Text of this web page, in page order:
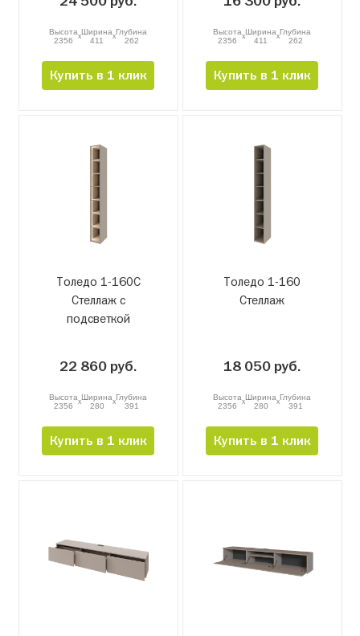
Высота
2356
xШирина
411
xГлубина
262
Купить в 1 клик
Высота
2356
xШирина
411
xГлубина
262
Купить в 1 клик
Толедо 1-160С
Стеллаж с
подсветкой
22 860 руб.
Высота
2356
xШирина
280
xГлубина
391
Купить в 1 клик
Толедо 1-160
Стеллаж
18 050 руб.
Высота
2356
xШирина
280
xГлубина
391
Купить в 1 клик